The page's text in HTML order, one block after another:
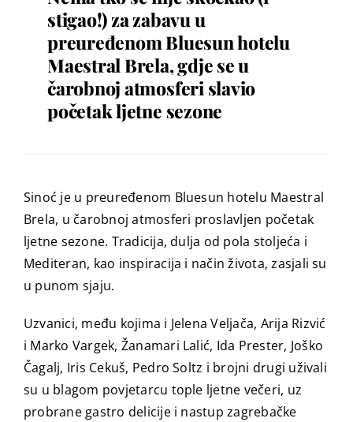
stigao!) za zabavu u
preuređenom Bluesun hotelu
Maestral Brela, gdje se u
čarobnoj atmosferi slavio
početak ljetne sezone
Sinoć je u preuređenom Bluesun hotelu Maestral
Brela, u čarobnoj atmosferi proslavljen početak
ljetne sezone. Tradicija, dulja od pola stoljeća i
Mediteran, kao inspiracija i način života, zasjali su
u punom sjaju.
Uzvanici, među kojima i Jelena Veljača, Arija Rizvić
i Marko Vargek, Žanamari Lalić, Ida Prester, Joško
Čagalj, Iris Cekuš, Pedro Soltz i brojni drugi uživali
su u blagom povjetarcu tople ljetne večeri, uz
probrane gastro delicije i nastup zagrebačke